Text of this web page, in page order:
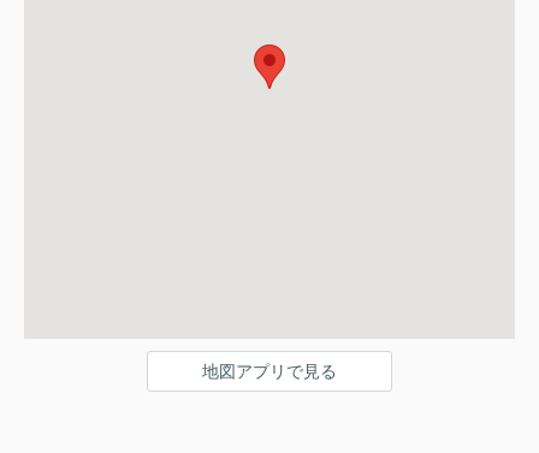
地図アプリで見る